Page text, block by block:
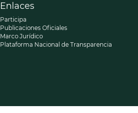
Enlaces
Participa
Publicaciones Oficiales
Marco Jurídico
Plataforma Nacional de Transparencia